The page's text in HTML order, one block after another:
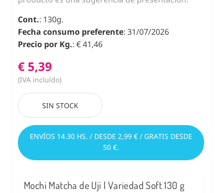
Cont.: 130g.
Fecha consumo preferente: 31/07/2026
Precio por Kg.: € 41,46
€ 5,39
(IVA incluído)
SIN STOCK
ENVÍOS 14.30 HS. / DESDE 2,99 € / GRATIS DESDE
50 €.
Mochi Matcha de Uji | Variedad Soft 130 g